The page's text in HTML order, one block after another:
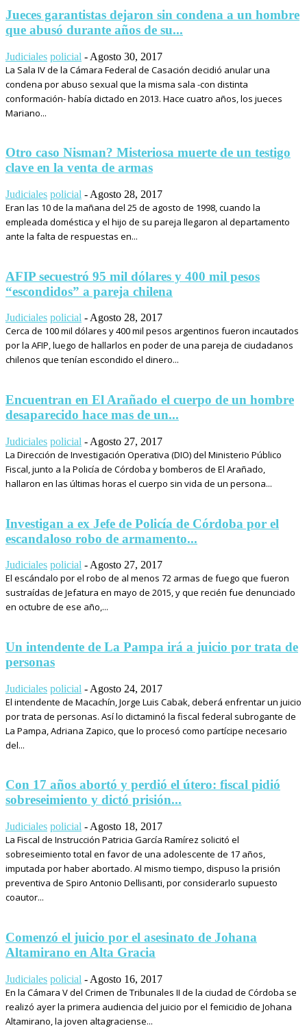
Jueces garantistas dejaron sin condena a un hombre
que abusó durante años de su...
Judiciales policial - Agosto 30, 2017
La Sala IV de la Cámara Federal de Casación decidió anular una
condena por abuso sexual que la misma sala -con distinta
conformación- había dictado en 2013. Hace cuatro años, los jueces
Mariano...
Otro caso Nisman? Misteriosa muerte de un testigo
clave en la venta de armas
Judiciales policial - Agosto 28, 2017
Eran las 10 de la mañana del 25 de agosto de 1998, cuando la
empleada doméstica y el hijo de su pareja llegaron al departamento
ante la falta de respuestas en...
AFIP secuestró 95 mil dólares y 400 mil pesos
“escondidos” a pareja chilena
Judiciales policial - Agosto 28, 2017
Cerca de 100 mil dólares y 400 mil pesos argentinos fueron incautados
por la AFIP, luego de hallarlos en poder de una pareja de ciudadanos
chilenos que tenían escondido el dinero...
Encuentran en El Arañado el cuerpo de un hombre
desaparecido hace mas de un...
Judiciales policial - Agosto 27, 2017
La Dirección de Investigación Operativa (DIO) del Ministerio Público
Fiscal, junto a la Policía de Córdoba y bomberos de El Arañado,
hallaron en las últimas horas el cuerpo sin vida de un persona...
Investigan a ex Jefe de Policía de Córdoba por el
escandaloso robo de armamento...
Judiciales policial - Agosto 27, 2017
El escándalo por el robo de al menos 72 armas de fuego que fueron
sustraídas de Jefatura en mayo de 2015, y que recién fue denunciado
en octubre de ese año,...
Un intendente de La Pampa irá a juicio por trata de
personas
Judiciales policial - Agosto 24, 2017
El intendente de Macachín, Jorge Luis Cabak, deberá enfrentar un juicio
por trata de personas. Así lo dictaminó la fiscal federal subrogante de
La Pampa, Adriana Zapico, que lo procesó como partícipe necesario
del...
Con 17 años abortó y perdió el útero: fiscal pidió
sobreseimiento y dictó prisión...
Judiciales policial - Agosto 18, 2017
La Fiscal de Instrucción Patricia García Ramírez solicitó el
sobreseimiento total en favor de una adolescente de 17 años,
imputada por haber abortado. Al mismo tiempo, dispuso la prisión
preventiva de Spiro Antonio Dellisanti, por considerarlo supuesto
coautor...
Comenzó el juicio por el asesinato de Johana
Altamirano en Alta Gracia
Judiciales policial - Agosto 16, 2017
En la Cámara V del Crimen de Tribunales II de la ciudad de Córdoba se
realizó ayer la primera audiencia del juicio por el femicidio de Johana
Altamirano, la joven altagraciense...